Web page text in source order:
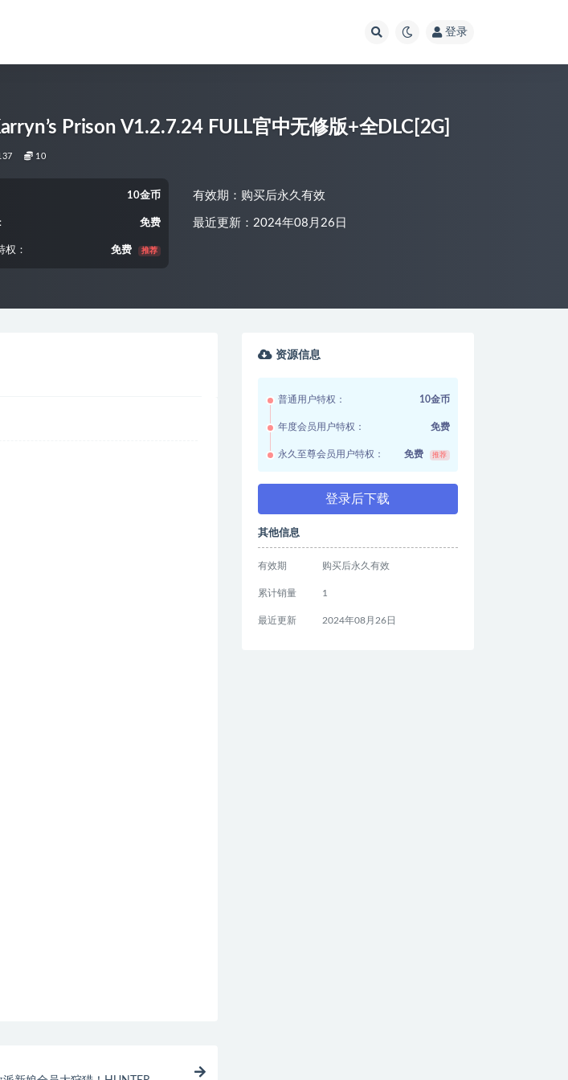
登录
Prison V1.2.7.24 FULL官中无修版+全DLC[2G]
10
10金币
免费
权： 免费 推荐
有效期：购买后永久有效
最近更新：2024年08月26日
资源信息
普通用户特权： 10金币
年度会员用户特权： 免费
永久至尊会员用户特权： 免费 推荐
登录后下载
其他信息
有效期 购买后永久有效
累计销量 1
最近更新 2024年08月26日